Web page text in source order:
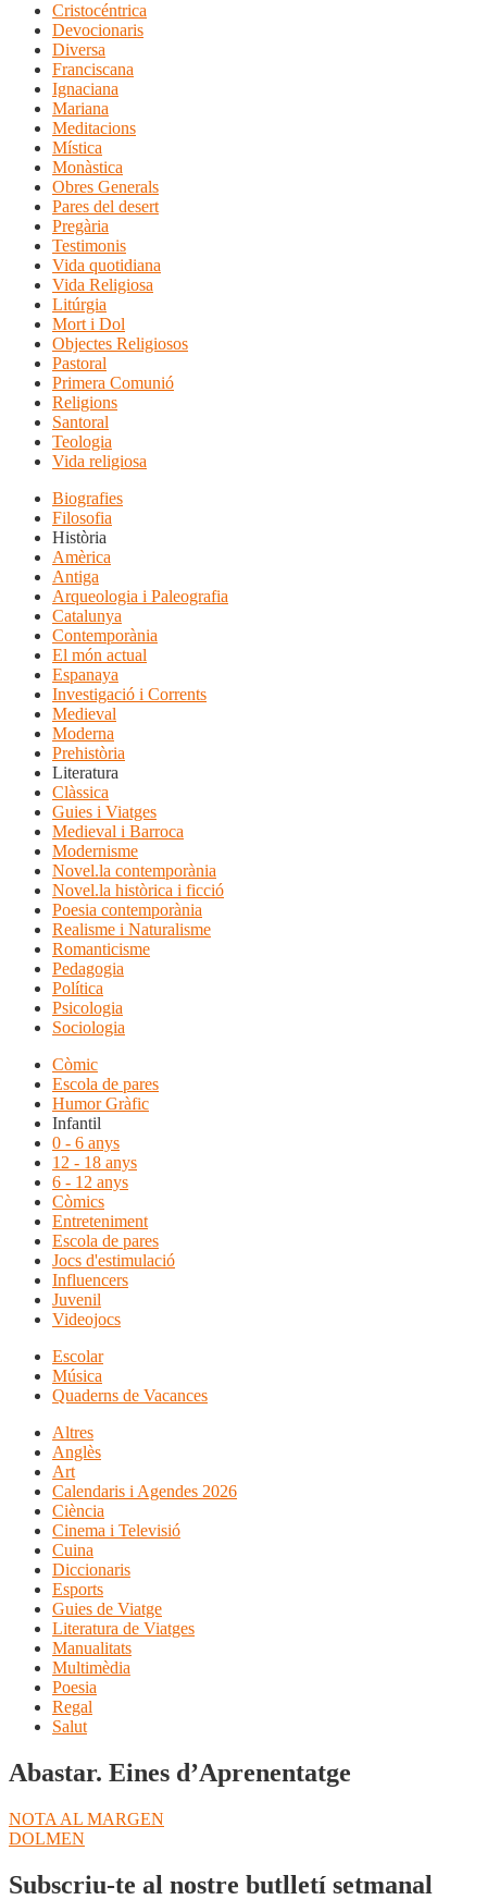
Cristocéntrica
Devocionaris
Diversa
Franciscana
Ignaciana
Mariana
Meditacions
Mística
Monàstica
Obres Generals
Pares del desert
Pregària
Testimonis
Vida quotidiana
Vida Religiosa
Litúrgia
Mort i Dol
Objectes Religiosos
Pastoral
Primera Comunió
Religions
Santoral
Teologia
Vida religiosa
Biografies
Filosofia
Història
Amèrica
Antiga
Arqueologia i Paleografia
Catalunya
Contemporània
El món actual
Espanaya
Investigació i Corrents
Medieval
Moderna
Prehistòria
Literatura
Clàssica
Guies i Viatges
Medieval i Barroca
Modernisme
Novel.la contemporània
Novel.la històrica i ficció
Poesia contemporània
Realisme i Naturalisme
Romanticisme
Pedagogia
Política
Psicologia
Sociologia
Còmic
Escola de pares
Humor Gràfic
Infantil
0 - 6 anys
12 - 18 anys
6 - 12 anys
Còmics
Entreteniment
Escola de pares
Jocs d'estimulació
Influencers
Juvenil
Videojocs
Escolar
Música
Quaderns de Vacances
Altres
Anglès
Art
Calendaris i Agendes 2026
Ciència
Cinema i Televisió
Cuina
Diccionaris
Esports
Guies de Viatge
Literatura de Viatges
Manualitats
Multimèdia
Poesia
Regal
Salut
Abastar. Eines d’Aprenentatge
Navegació
d'entrades
Entrada
anterior:
NOTA AL MARGEN
Pròxima
DOLMEN
Subscriu-te al nostre butlletí setmanal